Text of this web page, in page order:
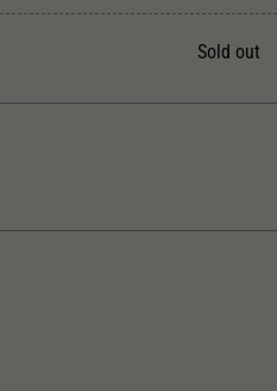
Sold out
der Webseiten-Betreiber dies